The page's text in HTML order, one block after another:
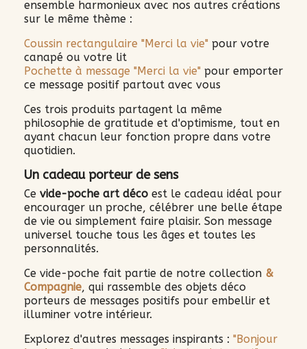
ensemble harmonieux avec nos autres créations
sur le même thème :
Coussin rectangulaire "Merci la vie" pour votre
canapé ou votre lit
Pochette à message "Merci la vie" pour emporter
ce message positif partout avec vous
Ces trois produits partagent la même
philosophie de gratitude et d'optimisme, tout en
ayant chacun leur fonction propre dans votre
quotidien.
Un cadeau porteur de sens
Ce vide-poche art déco est le cadeau idéal pour
encourager un proche, célébrer une belle étape
de vie ou simplement faire plaisir. Son message
universel touche tous les âges et toutes les
personnalités.
Ce vide-poche fait partie de notre collection &
Compagnie, qui rassemble des objets déco
porteurs de messages positifs pour embellir et
illuminer votre intérieur.
Explorez d'autres messages inspirants : "Bonjour